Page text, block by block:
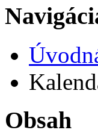
Obsah